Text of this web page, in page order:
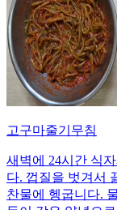
고구마줄기무침
새벽에 24시간 식
다. 껍질을 벗겨서
찬물에 헹굽니다.